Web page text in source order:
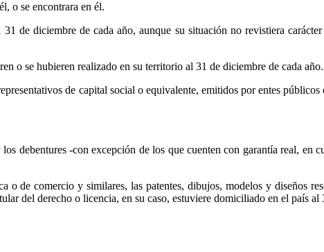
o se encontrara en él.
de diciembre de cada año, aunque su situación no revistiera
o se hubieren realizado en su territorio al 31 de diciembre de cada año.
de capital social o equivalente, emitidos por entes
debentures -con excepción de los que cuenten con garantía real, en
de comercio y similares, las patentes, dibujos, modelos y diseños
del derecho o licencia, en su caso, estuviere domiciliado en el país al